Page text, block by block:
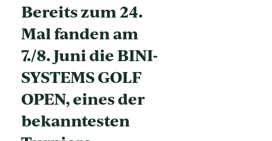
Bereits zum 24.
Mal fanden am
7./8. Juni die BINI-
SYSTEMS GOLF
OPEN, eines der
bekanntesten